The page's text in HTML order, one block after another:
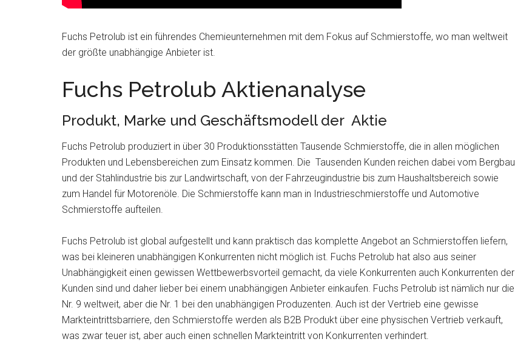
Fuchs Petrolub ist ein führendes Chemieunternehmen mit dem Fokus auf Schmierstoffe, wo man weltweit
der größte unabhängige Anbieter ist.
Fuchs Petrolub Aktienanalyse
Produkt, Marke und Geschäftsmodell der Aktie
Fuchs Petrolub produziert in über 30 Produktionsstätten Tausende Schmierstoffe, die in allen möglichen
Produkten und Lebensbereichen zum Einsatz kommen. Die Tausenden Kunden reichen dabei vom Bergbau
und der Stahlindustrie bis zur Landwirtschaft, von der Fahrzeugindustrie bis zum Haushaltsbereich sowie
zum Handel für Motorenöle. Die Schmierstoffe kann man in Industrieschmierstoffe und Automotive
Schmierstoffe aufteilen.
Fuchs Petrolub ist global aufgestellt und kann praktisch das komplette Angebot an Schmierstoffen liefern,
was bei kleineren unabhängigen Konkurrenten nicht möglich ist. Fuchs Petrolub hat also aus seiner
Unabhängigkeit einen gewissen Wettbewerbsvorteil gemacht, da viele Konkurrenten auch Konkurrenten der
Kunden sind und daher lieber bei einem unabhängigen Anbieter einkaufen. Fuchs Petrolub ist nämlich nur die
Nr. 9 weltweit, aber die Nr. 1 bei den unabhängigen Produzenten. Auch ist der Vertrieb eine gewisse
Markteintrittsbarriere, den Schmierstoffe werden als B2B Produkt über eine physischen Vertrieb verkauft,
was zwar teuer ist, aber auch einen schnellen Markteintritt von Konkurrenten verhindert.